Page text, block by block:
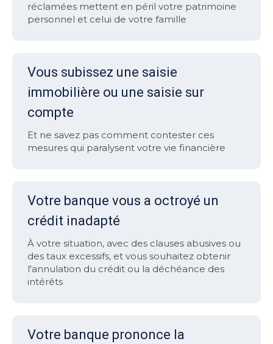
réclamées mettent en péril votre patrimoine
personnel et celui de votre famille
Vous subissez une saisie
immobilière ou une saisie sur
compte
Et ne savez pas comment contester ces
mesures qui paralysent votre vie financière
Votre banque vous a octroyé un
crédit inadapté
À votre situation, avec des clauses abusives ou
des taux excessifs, et vous souhaitez obtenir
l'annulation du crédit ou la déchéance des
intérêts
Votre banque prononce la